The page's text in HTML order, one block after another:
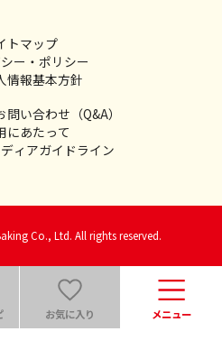
トマップ
ー・ポリシー
情報基本方針
い合わせ（Q&A）
にあたって
ィアガイドライン
Co., Ltd. All rights reserved.
お気に入り メニュー